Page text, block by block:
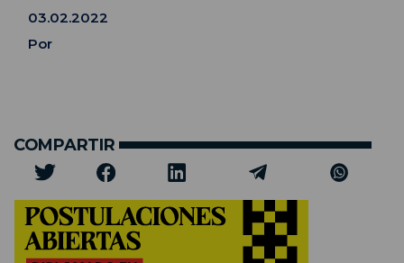
03.02.2022
Por
COMPARTIR